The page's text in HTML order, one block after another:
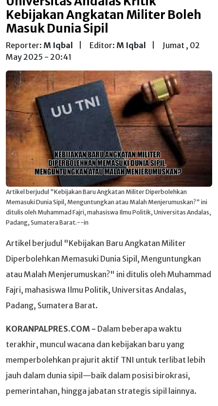
Kebijakan Angkatan Militer Boleh
Masuk Dunia Sipil
Reporter: M Iqbal Editor: M Iqbal
Jumat , 02
May 2025 - 20:41
Artikel berjudul "Kebijakan Baru Angkatan Militer Diperbolehkan
Memasuki Dunia Sipil, Menguntungkan atau Malah Menjerumuskan?" ini
ditulis oleh Muhammad Fajri, mahasiswa Ilmu Politik, Universitas Andalas,
Padang, Sumatera Barat.--in
Artikel berjudul "Kebijakan Baru Angkatan Militer
Diperbolehkan Memasuki Dunia Sipil, Menguntungkan
atau Malah Menjerumuskan?" ini ditulis oleh Muhammad
Fajri, mahasiswa Ilmu Politik, Universitas Andalas,
Padang, Sumatera Barat.
KORANPALPRES.COM - Dalam beberapa waktu
terakhir, muncul wacana dan kebijakan baru yang
memperbolehkan prajurit aktif TNI untuk terlibat lebih
jauh dalam dunia sipil—baik dalam posisi birokrasi,
pemerintahan, hingga jabatan strategis sipil lainnya.